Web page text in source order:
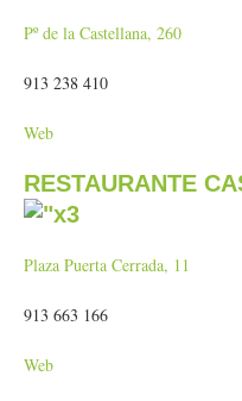
Pº de la Castellana, 260
913 238 410
Web
RESTAURANTE
Plaza Puerta Cerrada, 11
913 663 166
Web